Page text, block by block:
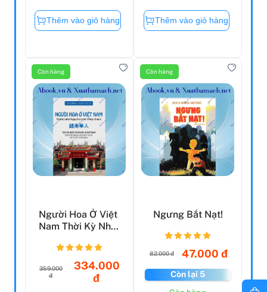
Thêm vào giỏ hàng Thêm vào giỏ hàng
Còn hàng
Người Hoa Ở Việt
Nam Thời Kỳ Nhà
Pháp...
359.000
đ
334.000
đ
Còn hàng
Ngưng Bắt Nạt!
82.000 đ 47.000 đ
Còn lại 5